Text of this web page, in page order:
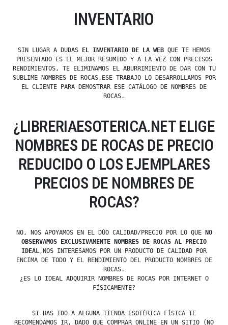
INVENTARIO
SIN LUGAR A DUDAS EL INVENTARIO DE LA WEB QUE TE HEMOS
PRESENTADO ES EL MEJOR RESUMIDO Y A LA VEZ CON PRECISOS
RENDIMIENTOS, TE ELIMINAMOS EL ABURRIMIENTO DE DAR CON TU
SUBLIME NOMBRES DE ROCAS,ESE TRABAJO LO DESARROLLAMOS POR
EL CLIENTE PARA DEMOSTRAR ESE CATÁLOGO DE NOMBRES DE
ROCAS.
¿LIBRERIAESOTERICA.NET ELIGE
NOMBRES DE ROCAS DE PRECIO
REDUCIDO O LOS EJEMPLARES
PRECIOS DE NOMBRES DE
ROCAS?
NO, NOS APOYAMOS EN EL DÚO CALIDAD/PRECIO POR LO QUE
NO
OBSERVAMOS EXCLUSIVAMENTE NOMBRES DE ROCAS AL PRECIO
IDEAL,NOS INTERESAMOS POR UN PRODUCTO DE CALIDAD POR
ENCIMA DE TODO Y EL RENDIMIENTO DEL PRODUCTO NOMBRES DE
ROCAS.
¿ES LO IDEAL ADQUIRIR NOMBRES DE ROCAS POR INTERNET O
FÍSICAMENTE?
SI HAS IDO A ALGUNA TIENDA ESOTÉRICA FÍSICA TE
RECOMENDAMOS IR, DADO QUE COMPRAR ONLINE EN UN SITIO (NO